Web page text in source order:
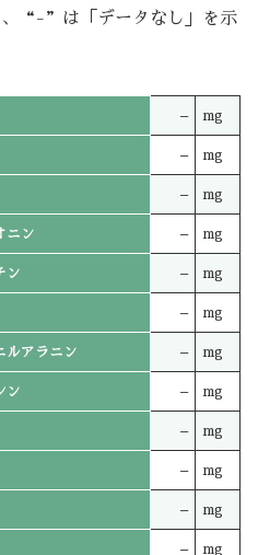
“-”は「データなし」を示
– mg
– mg
– mg
ニン – mg
ン – mg
– mg
ルアラニン – mg
ン – mg
– mg
– mg
– mg
– mg